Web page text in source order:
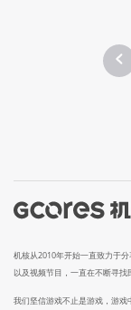
机核从2010年开始一直致力于
以及视频节目，一直在不断寻找
我们坚信游戏不止是游戏，游